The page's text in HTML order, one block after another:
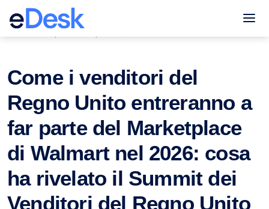
eCommerce Support Central
Come i venditori del
Regno Unito entreranno a
far parte del Marketplace
di Walmart nel 2026: cosa
ha rivelato il Summit dei
Venditori del Regno Unito